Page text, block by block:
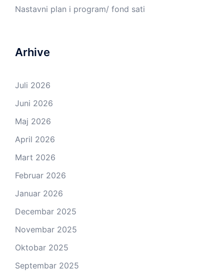
Nastavni plan i program/ fond sati
Arhive
Juli 2026
Juni 2026
Maj 2026
April 2026
Mart 2026
Februar 2026
Januar 2026
Decembar 2025
Novembar 2025
Oktobar 2025
Septembar 2025